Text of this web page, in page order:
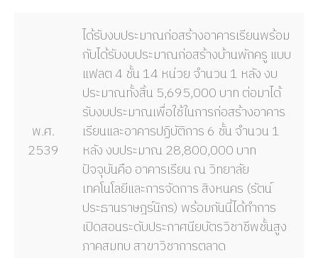
พ.ศ.
2539
ได้รับงบประมาณก่อสร้างอาคารเรียนพร้อม
กับได้รับงบประมาณก่อสร้างบ้านพักครู แบบ
แฟลต 4 ชั้น 14 หน่วย จำนวน 1 หลัง งบ
ประมาณทั้งสิ้น 5,695,000 บาท ต่อมาได้
รับงบประมาณเพื่อใช้ในการก่อสร้างอาคาร
เรียนและอาคารปฏิบัติการ 6 ชั้น จำนวน 1
หลัง งบประมาณ 28,800,000 บาท
ปัจจุบันคือ อาคารเรียน ณ วิทยาลัย
เทคโนโลยีและการจัดการ สิงหนคร (รัตน์
ประธานราษฎร์นิกร) พร้อมกันนี้ได้ทำการ
เปิดสอนระดับประกาศนียบัตรวิชาชีพชั้นสูง
ภาคสมทบ สาขาวิชาการตลาด